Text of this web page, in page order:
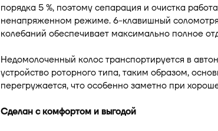
порядка 5 %, поэтому сепарация и очистка
ненапряженном режиме. 6-клавишный
колебаний обеспечивает максимально полное
Недомолоченный колос транспортируется в
устройство роторного типа, таким образом,
перегружается, что особенно заметно при
Сделан с комфортом и выгодой